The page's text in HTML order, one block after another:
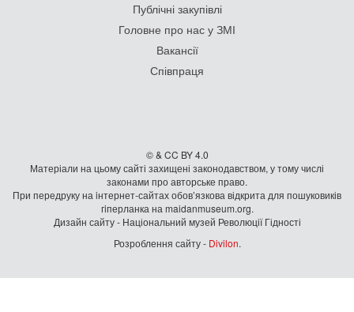
Публічні закупівлі
Головне про нас у ЗМІ
Вакансії
Співпраця
© & CC BY 4.0
Матеріали на цьому сайті захищені законодавством, у тому числі
законами про авторське право.
При передруку на iнтернет-сайтах обов’язкова відкрита для пошуковиків
гiперланка на maidanmuseum.org.
Дизайн сайту - Національний музей Революції Гідності
Розроблення сайту - Divilon.